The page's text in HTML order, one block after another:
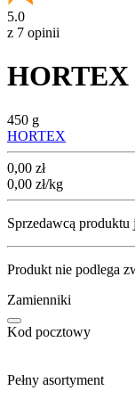
5.0
z 7 opinii
HORTEX
450 g
HORTEX
Cena
0,00 zł
0,00 zł/kg
Sprzedawcą produktu
Produkt nie podlega
Zamienniki
Kod pocztowy
Pełny asortyment